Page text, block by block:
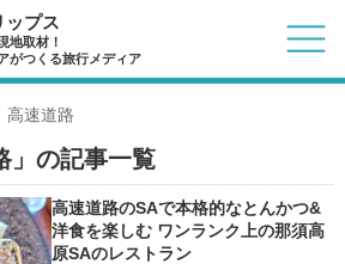
ップス
地取材！
がつくる旅行メディア
高速道路
」の記事一覧
高速道路のSAで本格的なとんかつ&
洋食を楽しむ ワンランク上の那須高
原SAのレストラン